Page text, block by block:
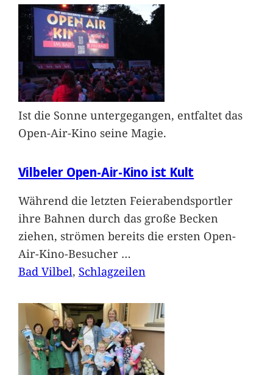
Ist die Sonne untergegangen, entfaltet das
Open-Air-Kino seine Magie.
Vilbeler Open-Air-Kino ist Kult
Während die letzten Feierabendsportler
ihre Bahnen durch das große Becken
ziehen, strömen bereits die ersten Open-
Air-Kino-Besucher …
Bad Vilbel, Schlagzeilen